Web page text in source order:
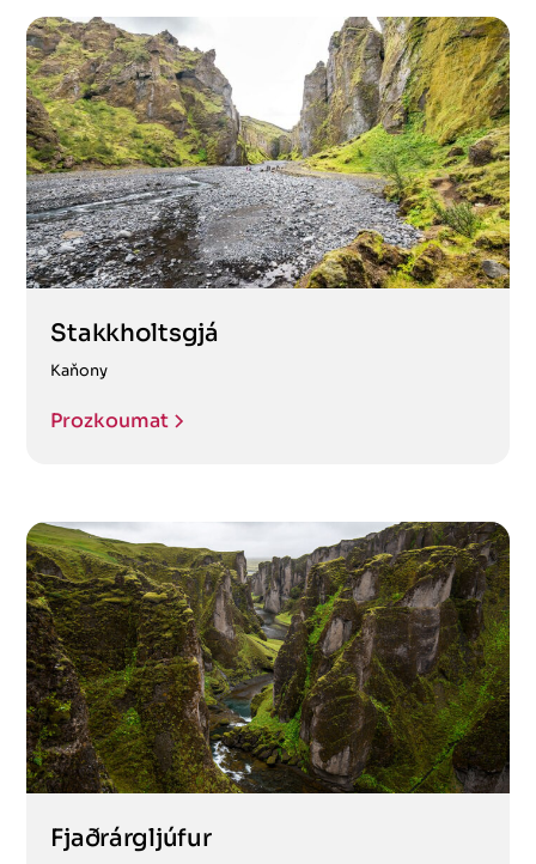
Stakkholtsgjá
Kaňony
Prozkoumat
Fjaðrárgljúfur